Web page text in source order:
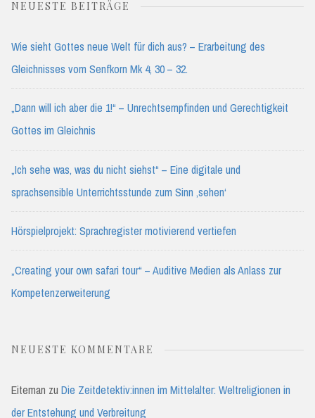
NEUESTE BEITRÄGE
Wie sieht Gottes neue Welt für dich aus? – Erarbeitung des
Gleichnisses vom Senfkorn Mk 4, 30 – 32.
„Dann will ich aber die 1!“ – Unrechtsempfinden und Gerechtigkeit
Gottes im Gleichnis
„Ich sehe was, was du nicht siehst“ – Eine digitale und
sprachsensible Unterrichtsstunde zum Sinn ‚sehen‘
Hörspielprojekt: Sprachregister motivierend vertiefen
„Creating your own safari tour“ – Auditive Medien als Anlass zur
Kompetenzerweiterung
NEUESTE KOMMENTARE
Eiteman zu Die Zeitdetektiv:innen im Mittelalter: Weltreligionen in
der Entstehung und Verbreitung